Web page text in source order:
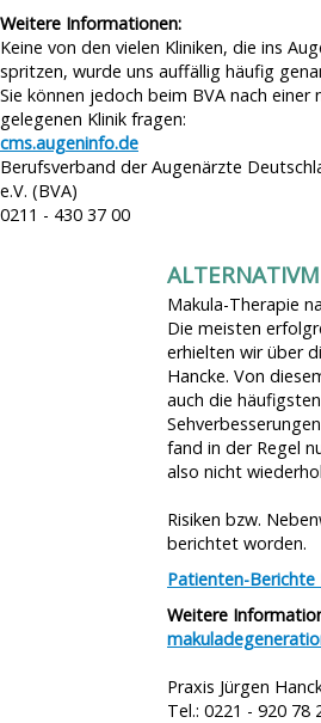
Weitere Informationen:
Keine von den vielen Kliniken, die ins
spritzen, wurde uns auffällig häufig
Sie können jedoch beim BVA nach einer
gelegenen Klinik fragen:
cms.augeninfo.de
Berufsverband der Augenärzte
e.V. (BVA)
0211 - 430 37 00
Makula-Therapie
Die meisten
erhielten wir über
Hancke. Von
auch die
fand in der Regel
also nicht
Risiken bzw.
berichtet worden.
Patienten-Berichte
Weitere
Praxis Jürgen
Tel.: 0221 - 920 78